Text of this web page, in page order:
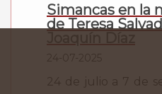
Simancas en la
de Teresa
24-07-2025
24 de julio a 7 de